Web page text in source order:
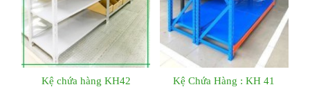
Kệ chứa hàng KH42 Kệ Chứa Hàng : KH 41